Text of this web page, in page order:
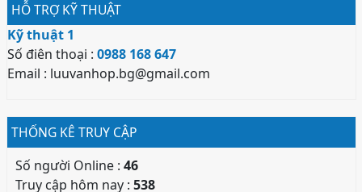
HỖ TRỢ KỸ THUẬT
Kỹ thuật 1
Số điên thoại : 0988 168 647
Email : luuvanhop.bg@gmail.com
THỐNG KÊ TRUY CẬP
Số người Online : 46
Truy cập hôm nay : 538